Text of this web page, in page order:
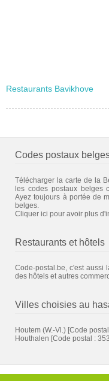
Restaurants Bavikhove
Codes postaux
Télécharger la carte de la
les codes postaux belges
Ayez toujours à portée de
belges.
Cliquer ici pour avoir plus
Restaurants et hôtels
Code-postal.be, c'est aussi
des hôtels et autres
Villes choisies au
Houtem (W.-Vl.) [Code
Houthalen [Code postal :